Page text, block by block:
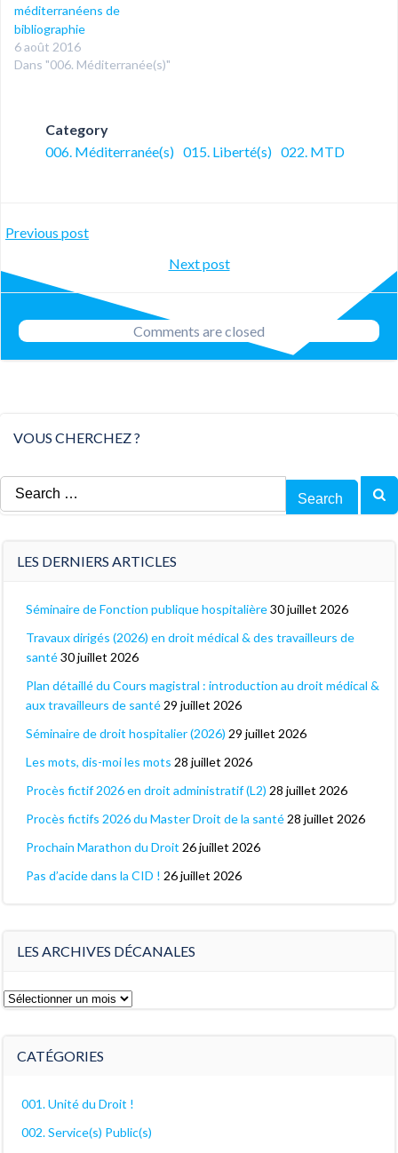
méditerranéens de
bibliographie
6 août 2016
Dans "006. Méditerranée(s)"
Category
006. Méditerranée(s) 015. Liberté(s) 022. MTD
Post
navigation
Previous post
Post
navigation
Next post
Comments are closed
VOUS CHERCHEZ ?
Search
for:
LES DERNIERS ARTICLES
Séminaire de Fonction publique hospitalière30 juillet 2026
Travaux dirigés (2026) en droit médical & des travailleurs de
santé30 juillet 2026
Plan détaillé du Cours magistral : introduction au droit médical &
aux travailleurs de santé 29 juillet 2026
Séminaire de droit hospitalier (2026) 29 juillet 2026
Les mots, dis-moi les mots 28 juillet 2026
Procès fictif 2026 en droit administratif (L2) 28 juillet 2026
Procès fictifs 2026 du Master Droit de la santé 28 juillet 2026
Prochain Marathon du Droit 26 juillet 2026
Pas d’acide dans la CID ! 26 juillet 2026
LES ARCHIVES DÉCANALES
Les
CATÉGORIES
001. Unité du Droit !
002. Service(s) Public(s)